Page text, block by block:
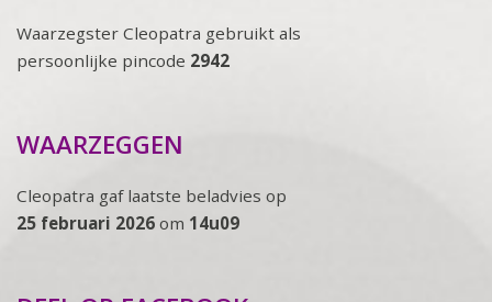
Waarzegster Cleopatra gebruikt als
persoonlijke pincode 2942
WAARZEGGEN
Cleopatra gaf laatste beladvies op
25 februari 2026 om 14u09